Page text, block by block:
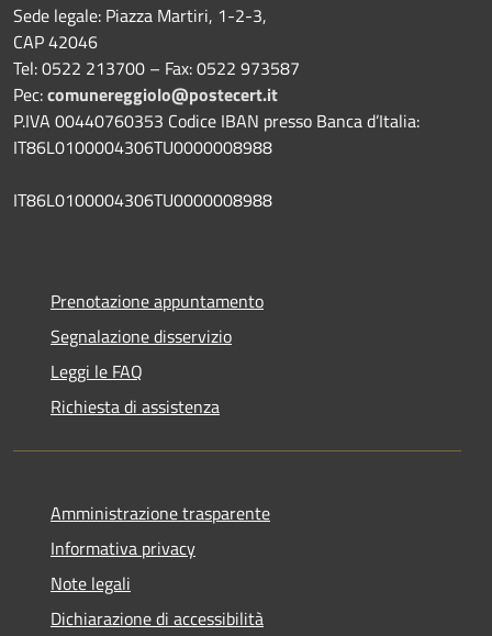
Sede legale: Piazza Martiri, 1-2-3,
CAP 42046
Tel: 0522 213700 – Fax: 0522 973587
Pec:comunereggiolo@postecert.it
P.IVA 00440760353 Codice IBAN presso Banca d’Italia:
IT86L0100004306TU0000008988
IT86L0100004306TU0000008988
Prenotazione appuntamento
Segnalazione disservizio
Leggi le FAQ
Richiesta di assistenza
Amministrazione trasparente
Informativa privacy
Note legali
Dichiarazione di accessibilità